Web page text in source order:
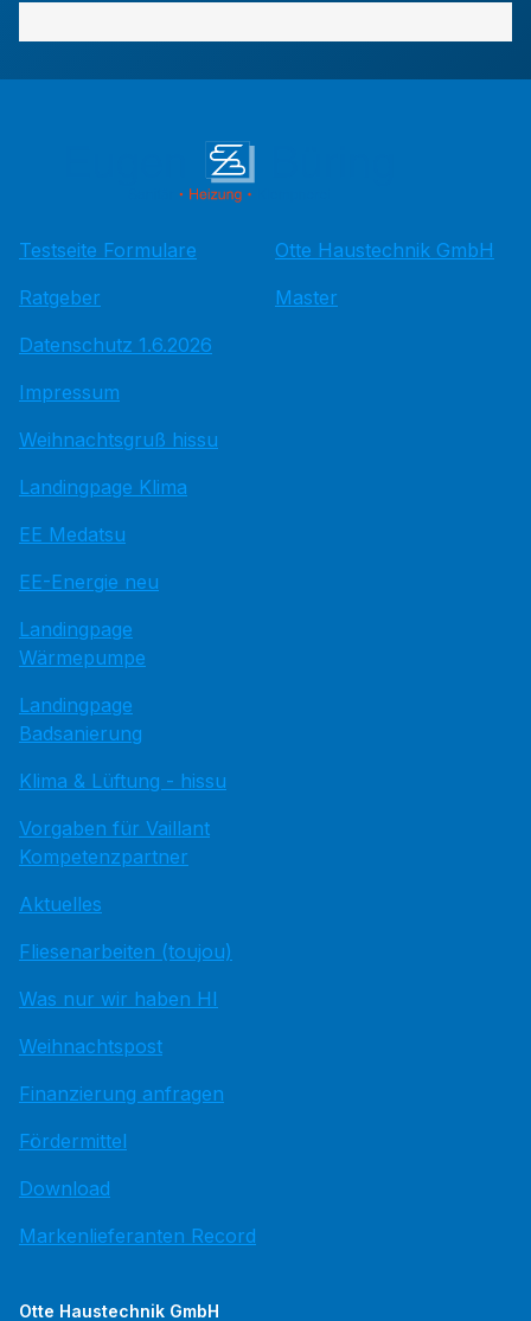
Testseite Formulare
Ratgeber
Datenschutz 1.6.2026
Impressum
Weihnachtsgruß hissu
Landingpage Klima
EE Medatsu
EE-Energie neu
Landingpage
Wärmepumpe
Landingpage
Badsanierung
Klima & Lüftung - hissu
Vorgaben für Vaillant
Kompetenzpartner
Aktuelles
Fliesenarbeiten (toujou)
Was nur wir haben HI
Weihnachtspost
Finanzierung anfragen
Fördermittel
Download
Markenlieferanten Record
Otte Haustechnik GmbH
Master
Otte Haustechnik GmbH